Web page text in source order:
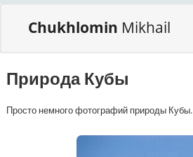
Chukhlomin Mikhail
Природа Кубы
Просто немного фотографий природы Кубы.